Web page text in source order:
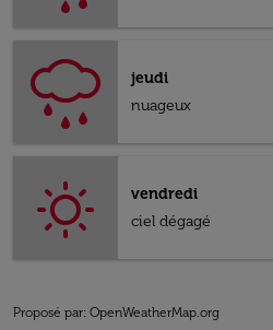
jeudi
nuageux
vendredi
ciel dégagé
Proposé par: OpenWeatherMap.org